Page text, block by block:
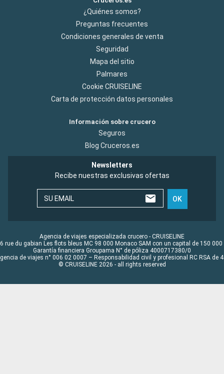
¿Quiénes somos?
Preguntas frecuentes
Condiciones generales de venta
Seguridad
Mapa del sitio
Palmares
Cookie CRUISELINE
Carta de protección datos personales
Información sobre crucero
Seguros
Blog Cruceros.es
Newsletters
Recibe nuestras exclusivas ofertas
SU EMAIL OK
Agencia de viajes especializada crucero - CRUISELINE
rue du gabian Les flots bleus MC 98 000 Monaco SAM con un capital de 150 000
Garantía financiera Groupama N° de póliza 4000717380/0
de viajes n° 006 02 0007 – Responsabilidad civil y profesional RC RSA de
© CRUISELINE 2026 - all rights reserved